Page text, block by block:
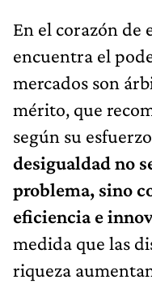
En el corazón de
encuentra el
mercados son
mérito, que
según su
desigualdad no
problema, sino
eficiencia e
medida que las
riqueza